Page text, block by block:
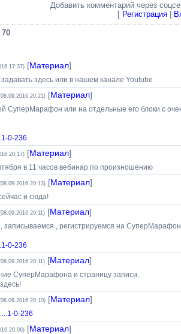
Добавить комментарий через
[ Регистрация
70
17:37) [Материал]
здесь или в нашем канале Youtube
20:21) [Материал]
СуперМарафон или на отдельные его блоки с
0-236
20:17) [Материал]
в 11 часов вебинар по произношению
20:13) [Материал]
и сюда!
20:11) [Материал]
записываемся , регистрируемся на СуперМарафон
0-236
20:11) [Материал]
СуперМарафона и страницу записи.
20:10) [Материал]
0-236
20:06) [Материал]